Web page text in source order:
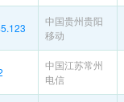
中国贵州贵阳
移动
中国江苏常州
电信